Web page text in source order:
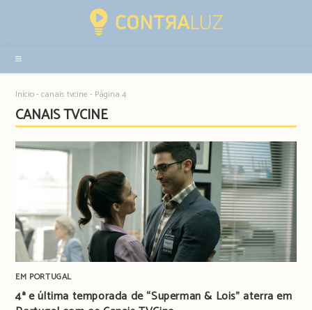
sidebar
Início-canais tvcine - Página 4
CANAIS TVCINE
EM PORTUGAL
4ª e última temporada de “Superman & Lois” aterra em